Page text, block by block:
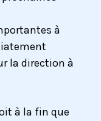
à
la direction à
à la fin que